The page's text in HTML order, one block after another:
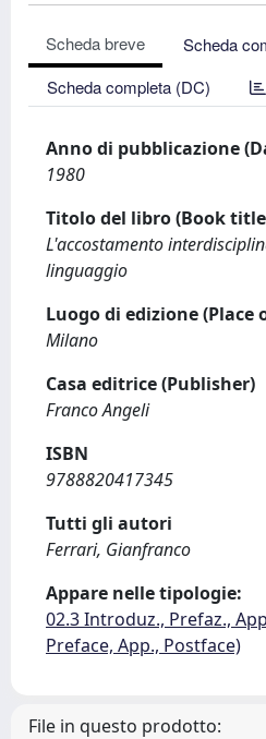
Scheda breve
Scheda
Scheda completa (DC)
Anno di pubblicazione
1980
Titolo del libro (Book
L'accostamento
linguaggio
Luogo di edizione
Milano
Casa editrice (Publisher)
Franco Angeli
ISBN
9788820417345
Tutti gli autori
Ferrari, Gianfranco
Appare nelle tipologie:
02.3 Introduz., Prefaz.,
Preface, App., Postface)
File in questo prodotto: